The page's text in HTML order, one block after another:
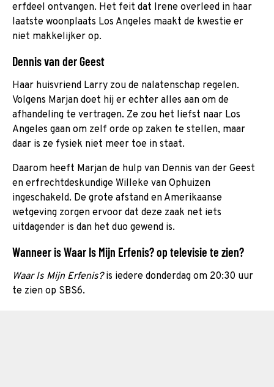
erfdeel ontvangen. Het feit dat Irene overleed in haar
laatste woonplaats Los Angeles maakt de kwestie er
niet makkelijker op.
Dennis van der Geest
Haar huisvriend Larry zou de nalatenschap regelen.
Volgens Marjan doet hij er echter alles aan om de
afhandeling te vertragen. Ze zou het liefst naar Los
Angeles gaan om zelf orde op zaken te stellen, maar
daar is ze fysiek niet meer toe in staat.
Daarom heeft Marjan de hulp van Dennis van der Geest
en erfrechtdeskundige Willeke van Ophuizen
ingeschakeld. De grote afstand en Amerikaanse
wetgeving zorgen ervoor dat deze zaak net iets
uitdagender is dan het duo gewend is.
Wanneer is Waar Is Mijn Erfenis? op televisie te zien?
Waar Is Mijn Erfenis?is iedere donderdag om 20:30 uur
te zien op SBS6.